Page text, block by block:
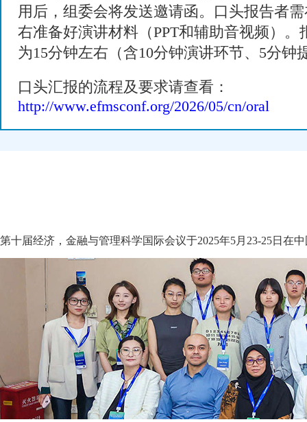
用后，组委会将发送邀请函。口头报告者
右准备好演讲材料（PPT和辅助音视频）。
为15分钟左右（含10分钟演讲环节、5分钟
口头汇报的流程及要求请查看：
http://www.efmsconf.org/2026/05/cn/oral
第十届经济，金融与管理科学国际会议于2025年5月23-25日在